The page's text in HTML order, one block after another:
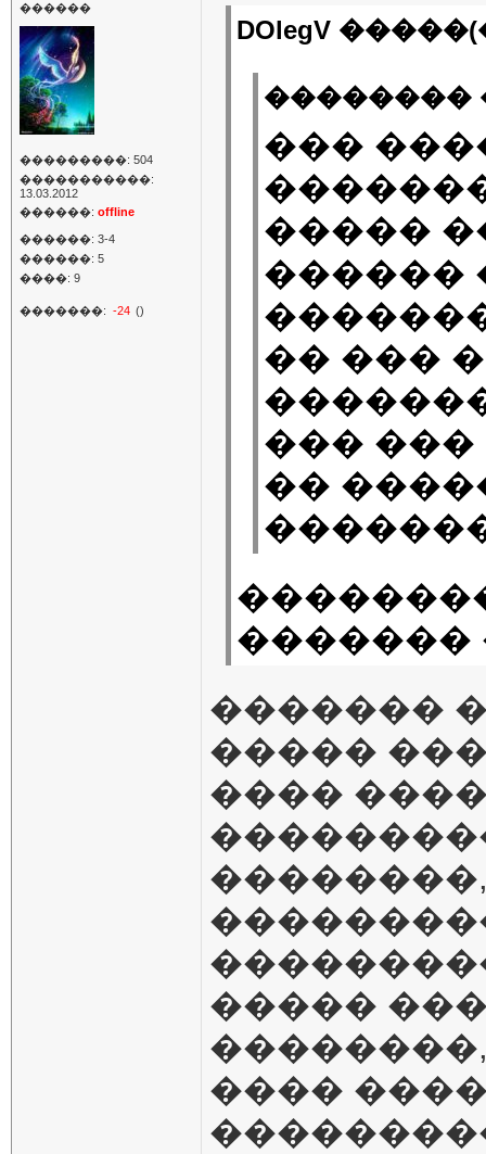
������
���������: 504
�����������:
13.03.2012
������: offline
������: 3-4
������: 5
����: 9
�������: -24 ()
DOlegV
��������
���
�����
������
�� ���
��� ���
��
�������
�������
�����
����
�����
����